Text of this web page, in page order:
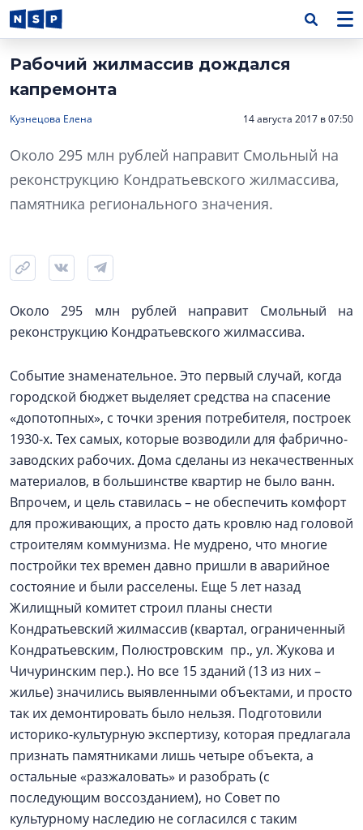
Рабочий жилмассив дождался
капремонта
Кузнецова Елена 14 августа 2017 в 07:50
Около 295 млн рублей направит Смольный на
реконструкцию Кондратьевского жилмассива,
памятника регионального значения.
Около 295 млн рублей направит Смольный на
реконструкцию Кондратьевского жилмассива.
Событие знаменательное. Это первый случай, когда
городской бюджет выделяет средства на спасение
«допотопных», с точки зрения потребителя, построек
1930-х. Тех самых, которые возводили для фабрично-
заводских рабочих. Дома сделаны из некачественных
материалов, в большинстве квартир не было ванн.
Впрочем, и цель ставилась – не обеспечить комфорт
для проживающих, а просто дать кровлю над головой
строителям коммунизма. Не мудрено, что многие
постройки тех времен давно пришли в аварийное
состояние и были расселены. Еще 5 лет назад
Жилищный комитет строил планы снести
Кондратьевский жилмассив (квартал, ограниченный
Кондратьевским, Полюстровским пр., ул. Жукова и
Чичуринским пер.). Но все 15 зданий (13 из них –
жилье) значились выявленными объектами, и просто
так их демонтировать было нельзя. Подготовили
историко-культурную экспертизу, которая предлагала
признать памятниками лишь четыре объекта, а
остальные «разжаловать» и разобрать (с
последующим воссозданием), но Совет по
культурному наследию не согласился с таким